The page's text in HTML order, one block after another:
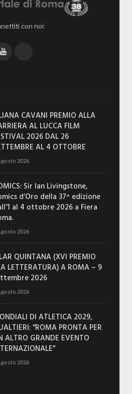
con noi:
YouTube
CAVANI PREMIO ALLA
AL LUCCA FILM
2026 DAL 26
AL 4 OTTOBRE
2026
Sir Ian Livingstone,
d’Oro della 37^ edizione
al 4 ottobre 2026 a Fiera
2026
QUINTANA (XVI PREMIO
LETTERATURA) A ROMA – 9
2026
2026
DI ATLETICA 2029,
“ROMA PRONTA PER
ALTRO GRANDE EVENTO
2026